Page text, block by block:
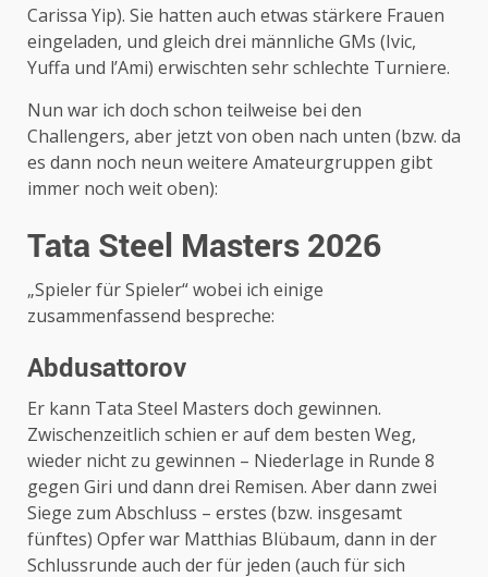
Carissa Yip). Sie hatten auch etwas stärkere Frauen
eingeladen, und gleich drei männliche GMs (Ivic,
Yuffa und l’Ami) erwischten sehr schlechte Turniere.
Nun war ich doch schon teilweise bei den
Challengers, aber jetzt von oben nach unten (bzw. da
es dann noch neun weitere Amateurgruppen gibt
immer noch weit oben):
Tata Steel Masters 2026
„Spieler für Spieler“ wobei ich einige
zusammenfassend bespreche:
Abdusattorov
Er kann Tata Steel Masters doch gewinnen.
Zwischenzeitlich schien er auf dem besten Weg,
wieder nicht zu gewinnen – Niederlage in Runde 8
gegen Giri und dann drei Remisen. Aber dann zwei
Siege zum Abschluss – erstes (bzw. insgesamt
fünftes) Opfer war Matthias Blübaum, dann in der
Schlussrunde auch der für jeden (auch für sich